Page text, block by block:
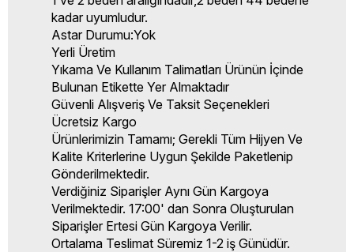
kadar uyumludur.
Astar Durumu:Yok
Yerli Üretim
Yıkama Ve Kullanım Talimatları Ürünün İçinde
Bulunan Etikette Yer Almaktadır
Güvenli Alışveriş Ve Taksit Seçenekleri
Ücretsiz Kargo
Ürünlerimizin Tamamı; Gerekli Tüm Hijyen Ve
Kalite Kriterlerine Uygun Şekilde Paketlenip
Gönderilmektedir.
Verdiğiniz Siparişler Aynı Gün Kargoya
Verilmektedir. 17:00' dan Sonra Oluşturulan
Siparişler Ertesi Gün Kargoya Verilir.
Ortalama Teslimat Süremiz 1-2 iş Günüdür.